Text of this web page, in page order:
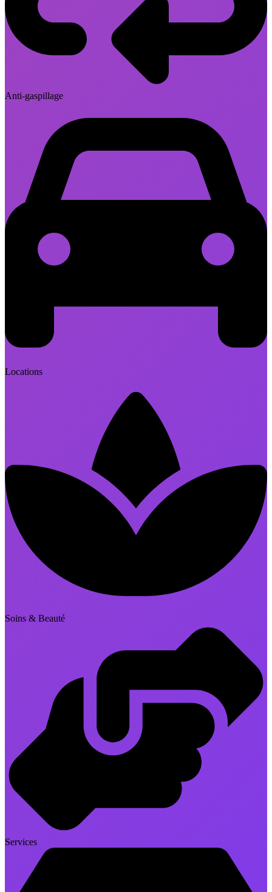
Anti-gaspillage
Locations
Soins & Beauté
Services